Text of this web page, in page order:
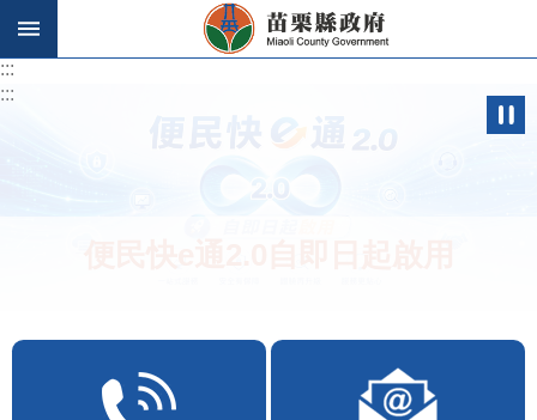
跳到主要內容區塊
:::
:::